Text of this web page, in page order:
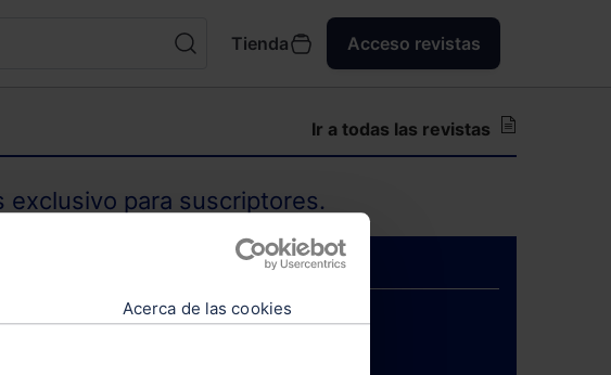
Acerca de las cookies
Tienda Acceso revistas
Ir a todas las revistas
exclusivo para suscriptores.